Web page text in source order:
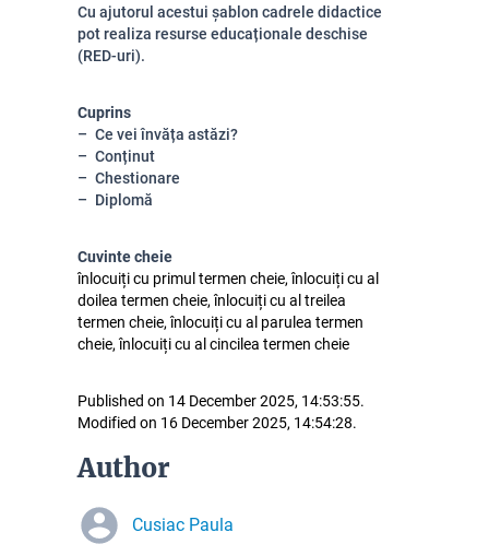
Cu ajutorul acestui șablon cadrele didactice
pot realiza resurse educaționale deschise
(RED-uri).
Cuprins
Ce vei învăța astăzi?
Conținut
Chestionare
Diplomă
Cuvinte cheie
înlocuiți cu primul termen cheie, înlocuiți cu al
doilea termen cheie, înlocuiți cu al treilea
termen cheie, înlocuiți cu al parulea termen
cheie, înlocuiți cu al cincilea termen cheie
Published on 14 December 2025, 14:53:55.
Modified on 16 December 2025, 14:54:28.
Author
Cusiac Paula